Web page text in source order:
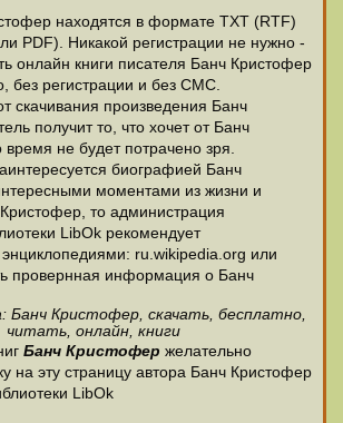
находятся в формате ТХТ (RTF)
PDF). Никакой регистрации не нужно -
онлайн книги писателя Банч Кристофер
без регистрации и без СМС.
скачивания произведения Банч
получит то, что хочет от Банч
время не будет потрачено зря.
биографией Банч
моментами из жизни и
то администрация
LibOk рекомендует
энциклопедиями: ru.wikipedia.org или
провернная информация о Банч
Банч Кристофер, скачать, бесплатно,
читать, онлайн, книги
Банч Кристофер желательно
на эту страницу автора Банч Кристофер
LibOk